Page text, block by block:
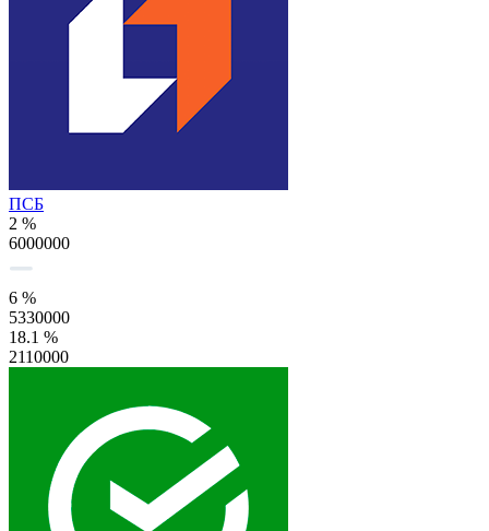
ПСБ
2 %
6000000
6 %
5330000
18.1 %
2110000